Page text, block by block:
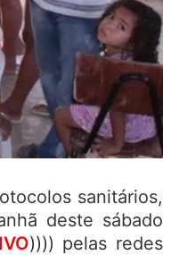
sanitários,
deste sábado
)))) pelas redes